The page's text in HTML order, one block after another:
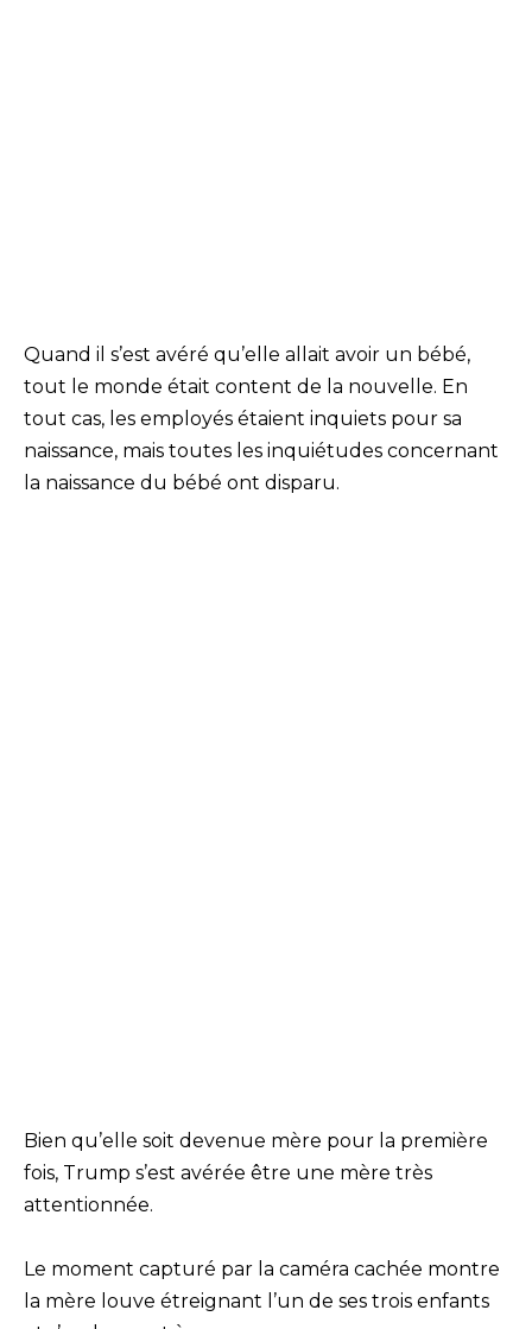
Quand il s’est avéré qu’elle allait avoir un bébé,
tout le monde était content de la nouvelle. En
tout cas, les employés étaient inquiets pour sa
naissance, mais toutes les inquiétudes concernant
la naissance du bébé ont disparu.
Bien qu’elle soit devenue mère pour la première
fois, Trump s’est avérée être une mère très
attentionnée.
Le moment capturé par la caméra cachée montre
la mère louve étreignant l’un de ses trois enfants